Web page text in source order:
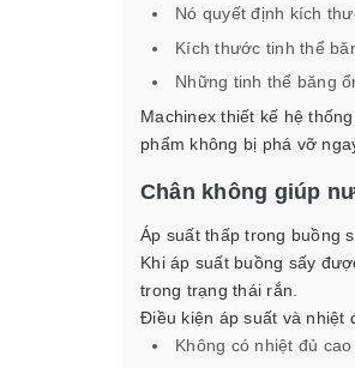
Nó quyết định kích
Kích thước tinh thể
Những tinh thể băng
Machinex thiết kế hệ
phẩm không bị phá vỡ
Chân không giúp
Áp suất thấp trong buồng
Khi áp suất buồng sấy
trong trạng thái rắn.
Điều kiện áp suất và nhiệt
Không có nhiệt đủ